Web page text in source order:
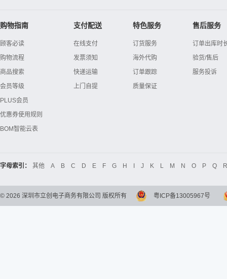
购物指南
顾客必读
购物流程
商品搜索
会员等级
PLUS会员
优惠券使用规则
BOM智能云表
支付配送
在线支付
发票须知
快递运输
上门自提
特色服务
订货服务
海外代购
订单跟踪
质量保证
售后服务
订单出库时
验货/售后
服务投诉
字母索引： 其他 A B C D E F G H I J K L M N O P Q R
© 2026 深圳市立创电子商务有限公司 版权所有 粤ICP备13005967号